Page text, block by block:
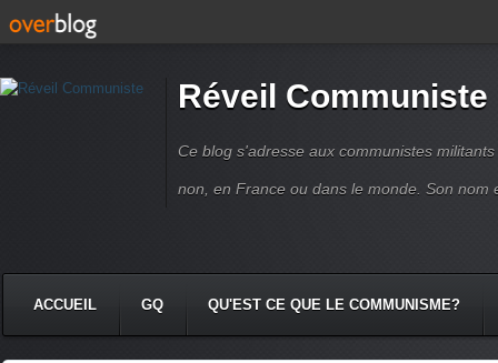
Réveil Communiste
Ce blog s'adresse aux communistes
non, en France ou dans le monde. Son nom
ACCUEIL GQ QU'EST CE QUE LE COMMUNISME?